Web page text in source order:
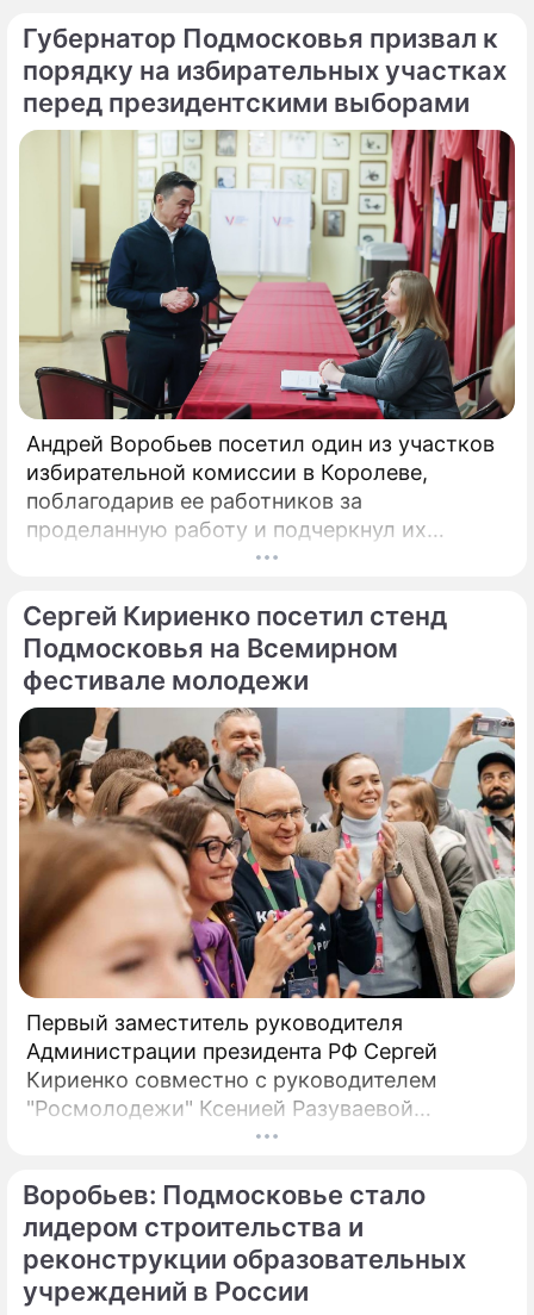
пресс-службе правительства региона.
«Выборы — это всегда важно.
Губернатор Подмосковья призвал к
порядку на избирательных участках
перед президентскими выборами
Андрей Воробьев посетил один из участков
избирательной комиссии в Королеве,
поблагодарив ее работников за
проделанную работу и подчеркнул их
опытность в организации и проведении
в пресс-службе правительства
Подмосковья. «Свыше 36 тыс.
Сергей Кириенко посетил стенд
Подмосковья на Всемирном
фестивале молодежи
Первый заместитель руководителя
Администрации президента РФ Сергей
Кириенко совместно с руководителем
"Росмолодежи" Ксенией Разуваевой
посмотрел экспозицию Московской области
который проходит в первую неделю марта
на федеральной территории "Сириус" в Сочи
при поддержке нацпроекта "Образование".
Об этом говорится в сообщении,
распространенном пресс-службой
Воробьев: Подмосковье стало
лидером строительства и
реконструкции образовательных
учреждений в России